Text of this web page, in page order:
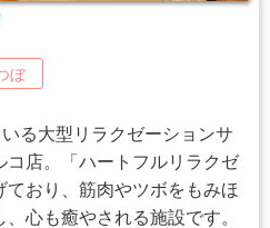
ぼ
る大型リラクゼーションサ
コ店。「ハートフルリラクゼ
おり、筋肉やツボをもみほ
心も癒やされる施設です。